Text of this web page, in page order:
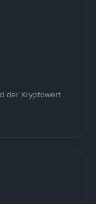
der Kryptowert